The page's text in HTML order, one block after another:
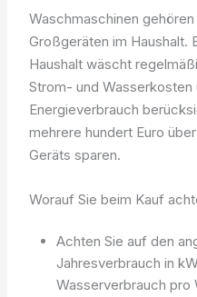
Waschmaschinen
Großgeräten im Haushalt.
Haushalt wäscht
Strom- und Wasserkosten
Energieverbrauch
mehrere hundert Euro
Geräts sparen.
Worauf Sie beim Kauf
Achten Sie auf den
Jahresverbrauch in
Wasserverbrauch pro